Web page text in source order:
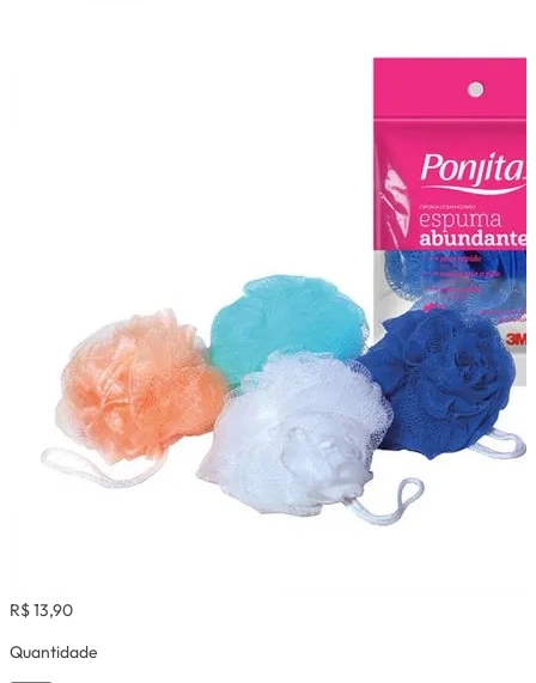
R$ 13,90
Quantidade